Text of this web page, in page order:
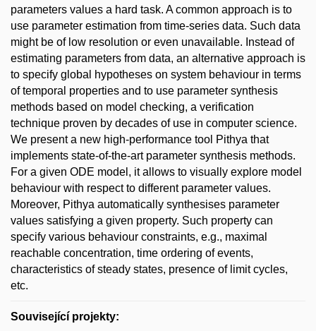
parameters values a hard task. A common approach is to
use parameter estimation from time-series data. Such data
might be of low resolution or even unavailable. Instead of
estimating parameters from data, an alternative approach is
to specify global hypotheses on system behaviour in terms
of temporal properties and to use parameter synthesis
methods based on model checking, a verification
technique proven by decades of use in computer science.
We present a new high-performance tool Pithya that
implements state-of-the-art parameter synthesis methods.
For a given ODE model, it allows to visually explore model
behaviour with respect to different parameter values.
Moreover, Pithya automatically synthesises parameter
values satisfying a given property. Such property can
specify various behaviour constraints, e.g., maximal
reachable concentration, time ordering of events,
characteristics of steady states, presence of limit cycles,
etc.
Související projekty: